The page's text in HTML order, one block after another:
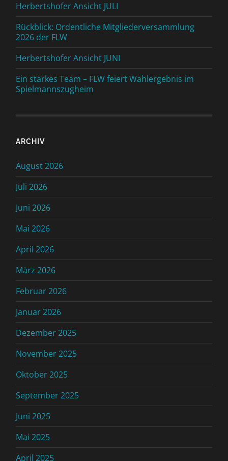
Herbertshofer Ansicht JULI
Rückblick: Ordentliche Mitgliederversammlung
2026 der FLW
Herbertshofer Ansicht JUNI
Ein starkes Team – FLW feiert Wahlergebnis im
Spielmannszugheim
ARCHIV
August 2026
Juli 2026
Juni 2026
Mai 2026
April 2026
März 2026
Februar 2026
Januar 2026
Dezember 2025
November 2025
Oktober 2025
September 2025
Juni 2025
Mai 2025
April 2025